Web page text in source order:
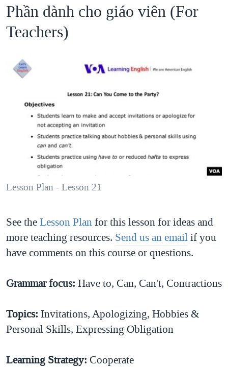
Phần dành cho giáo viên (For
Teachers)
Lesson Plan - Lesson 21
See theLesson Planfor this lesson for ideas and
more teaching resources. Send us an emailif you
have comments on this course or questions.
Grammar focus: Have to, Can, Can't, Contractions
Topics: Invitations​, Apologizing, Hobbies &
Personal Skills​, Expressing Obligation​
Learning Strategy: Cooperate